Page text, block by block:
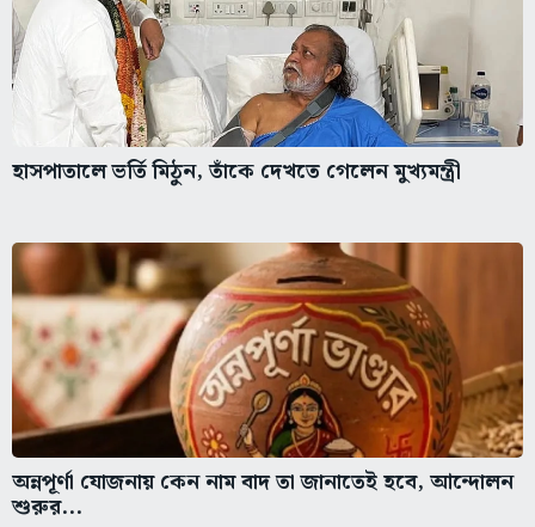
হাসপাতালে ভর্তি মিঠুন, তাঁকে দেখতে গেলেন মুখ্যমন্ত্রী
অন্নপূর্ণা যোজনায় কেন নাম বাদ তা জানাতেই হবে, আন্দোলন
শুরুর...